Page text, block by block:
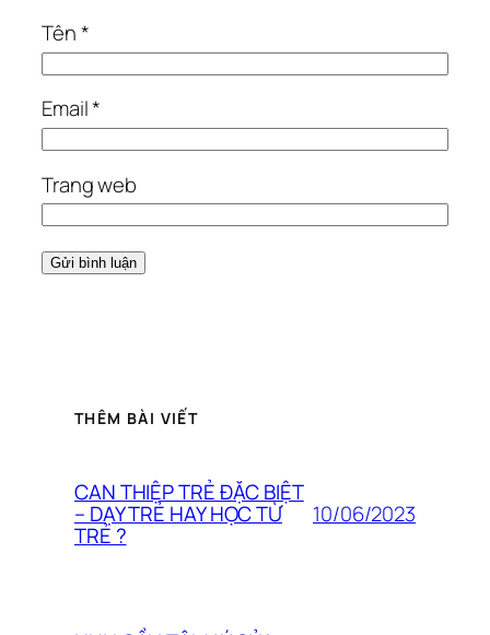
Tên*
Email*
Trang web
THÊM BÀI VIẾT
CAN THIỆP TRẺ ĐẶC BIỆT
– DẠY TRẺ HAY HỌC TỪ
TRẺ ?
10/06/2023